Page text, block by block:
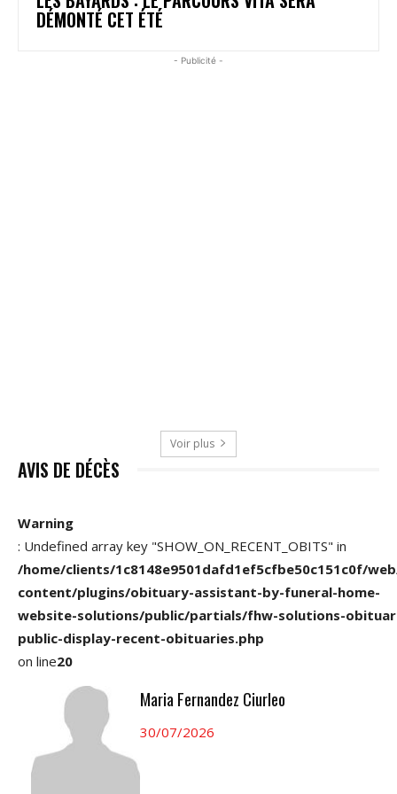
DÉMONTÉ CET ÉTÉ
- Publicité -
Voir plus
AVIS DE DÉCÈS
Warning
: Undefined array key "SHOW_ON_RECENT_OBITS" in
/home/clients/1c8148e9501dafd1ef5cfbe50c151c0f/
content/plugins/obituary-assistant-by-funeral-home-
website-solutions/public/partials/fhw-solutions-
public-display-recent-obituaries.php
on line20
Maria Fernandez Ciurleo
30/07/2026